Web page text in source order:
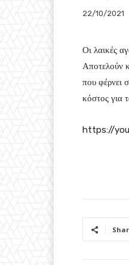
22/10/2021
Οι λαικές
Αποτελούν
που φέρνει
κόστος για
https://